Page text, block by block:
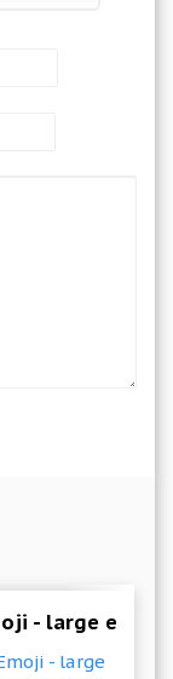
1.3.2 Mod
- large